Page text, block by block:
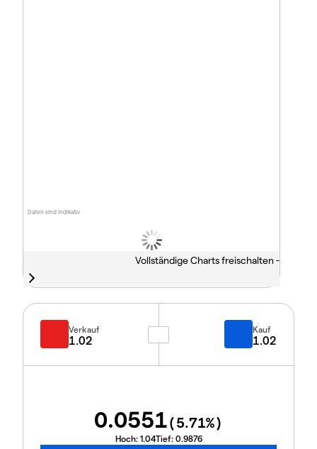
Daten sind indikativ
Vollständige Charts freischalten -
Verkauf
1.02
Kauf
1.02
0.0551(5.71%)
Hoch: 1.04Tief: 0.9876